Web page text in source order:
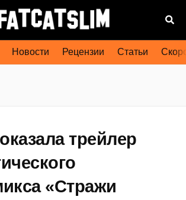
Новости Рецензии Статьи
трейлер
«Стражи